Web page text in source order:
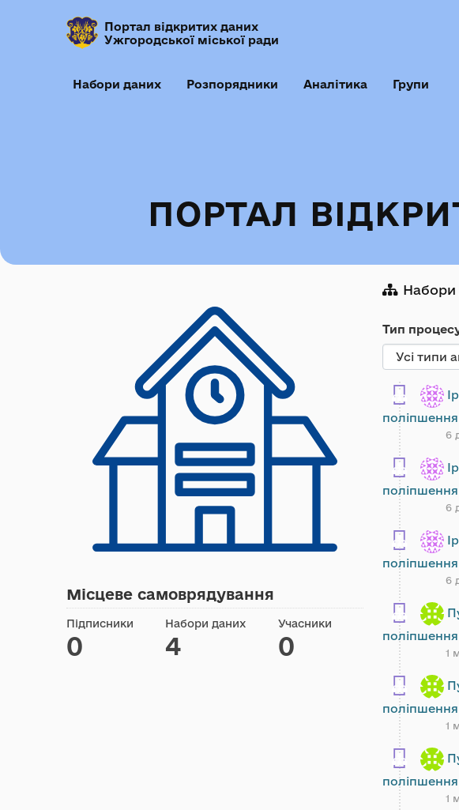
Портал відкритих даних
Ужгородської міської ради
Набори даних Розпорядники Аналітика Групи
ПОРТАЛ
Місцеве самоврядування
Підписники
0
Набори даних
4
Учасники
0
Набори
Тип
6
6
6
1
1
1